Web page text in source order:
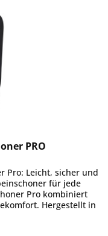
PRO
Pro: Leicht, sicher und
für jede
Pro kombiniert
Hergestellt in